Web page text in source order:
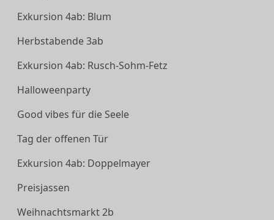
Exkursion 4ab: Blum
Herbstabende 3ab
Exkursion 4ab: Rusch-Sohm-Fetz
Halloweenparty
Good vibes für die Seele
Tag der offenen Tür
Exkursion 4ab: Doppelmayer
Preisjassen
Weihnachtsmarkt 2b